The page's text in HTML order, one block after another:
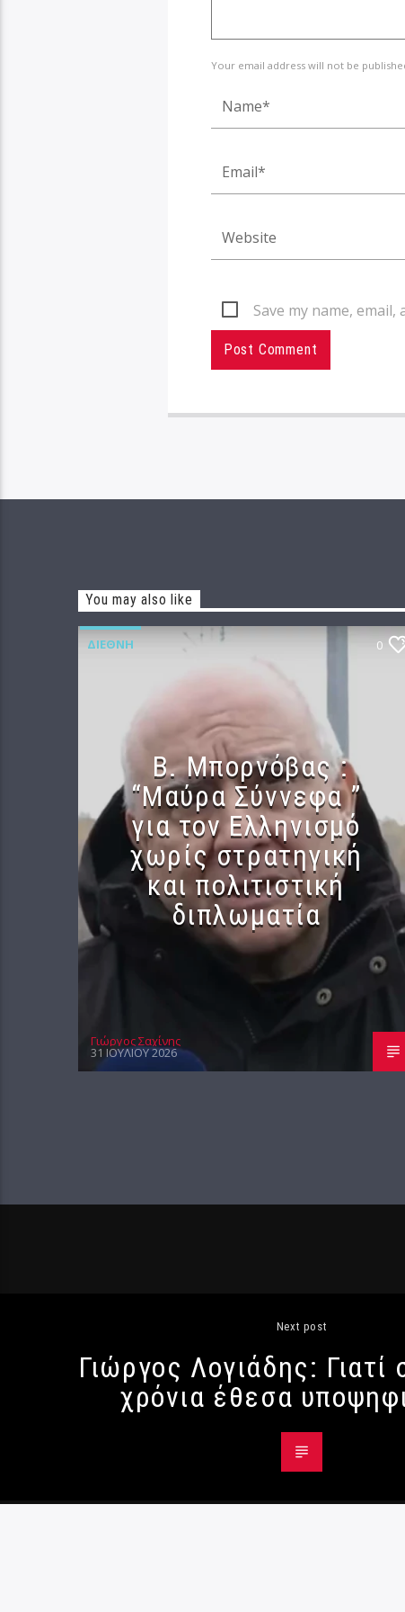
Your email address will not be
Save my name,
You may also like
ΔΙΕΘΝΉ 0
B. Μπορνόβας :
“Μαύρα Σύννεφα ”
για τον Ελληνισμό
χωρίς στρατηγική
και πολιτιστική
διπλωματία
Γιώργος Σαχίνης
31 ΙΟΥΛΊΟΥ 2026
Next post
Γιώργος Λογιάδης: Γιατί
χρόνια έθεσα